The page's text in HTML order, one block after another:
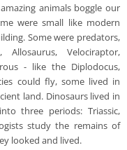
animals boggle our
were small like modern
Some were predators,
Velociraptor,
- like the Diplodocus,
could fly, some lived in
land. Dinosaurs lived in
three periods: Triassic,
study the remains of
looked and lived.